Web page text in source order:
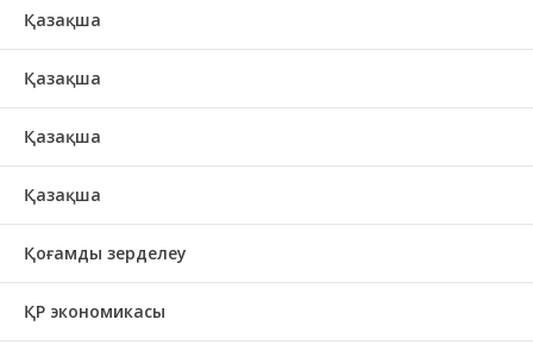
Қазақша
Қазақша
Қазақша
Қазақша
Қоғамды зерделеу
ҚР экономикасы